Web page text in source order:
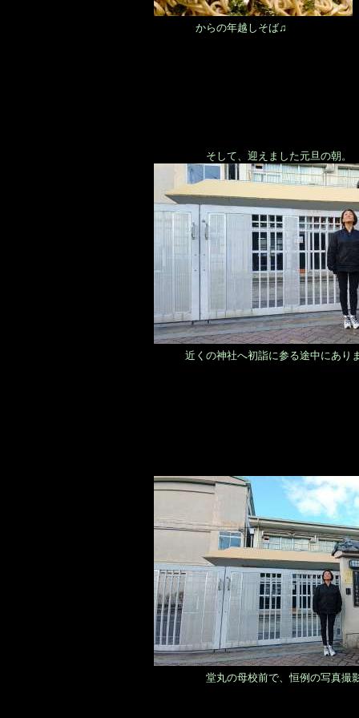
からの年越しそば♫
そして、迎えました元旦の朝。
近くの神社へ初詣に参る途中にあり
堂丸の母校前で、恒例の写真撮